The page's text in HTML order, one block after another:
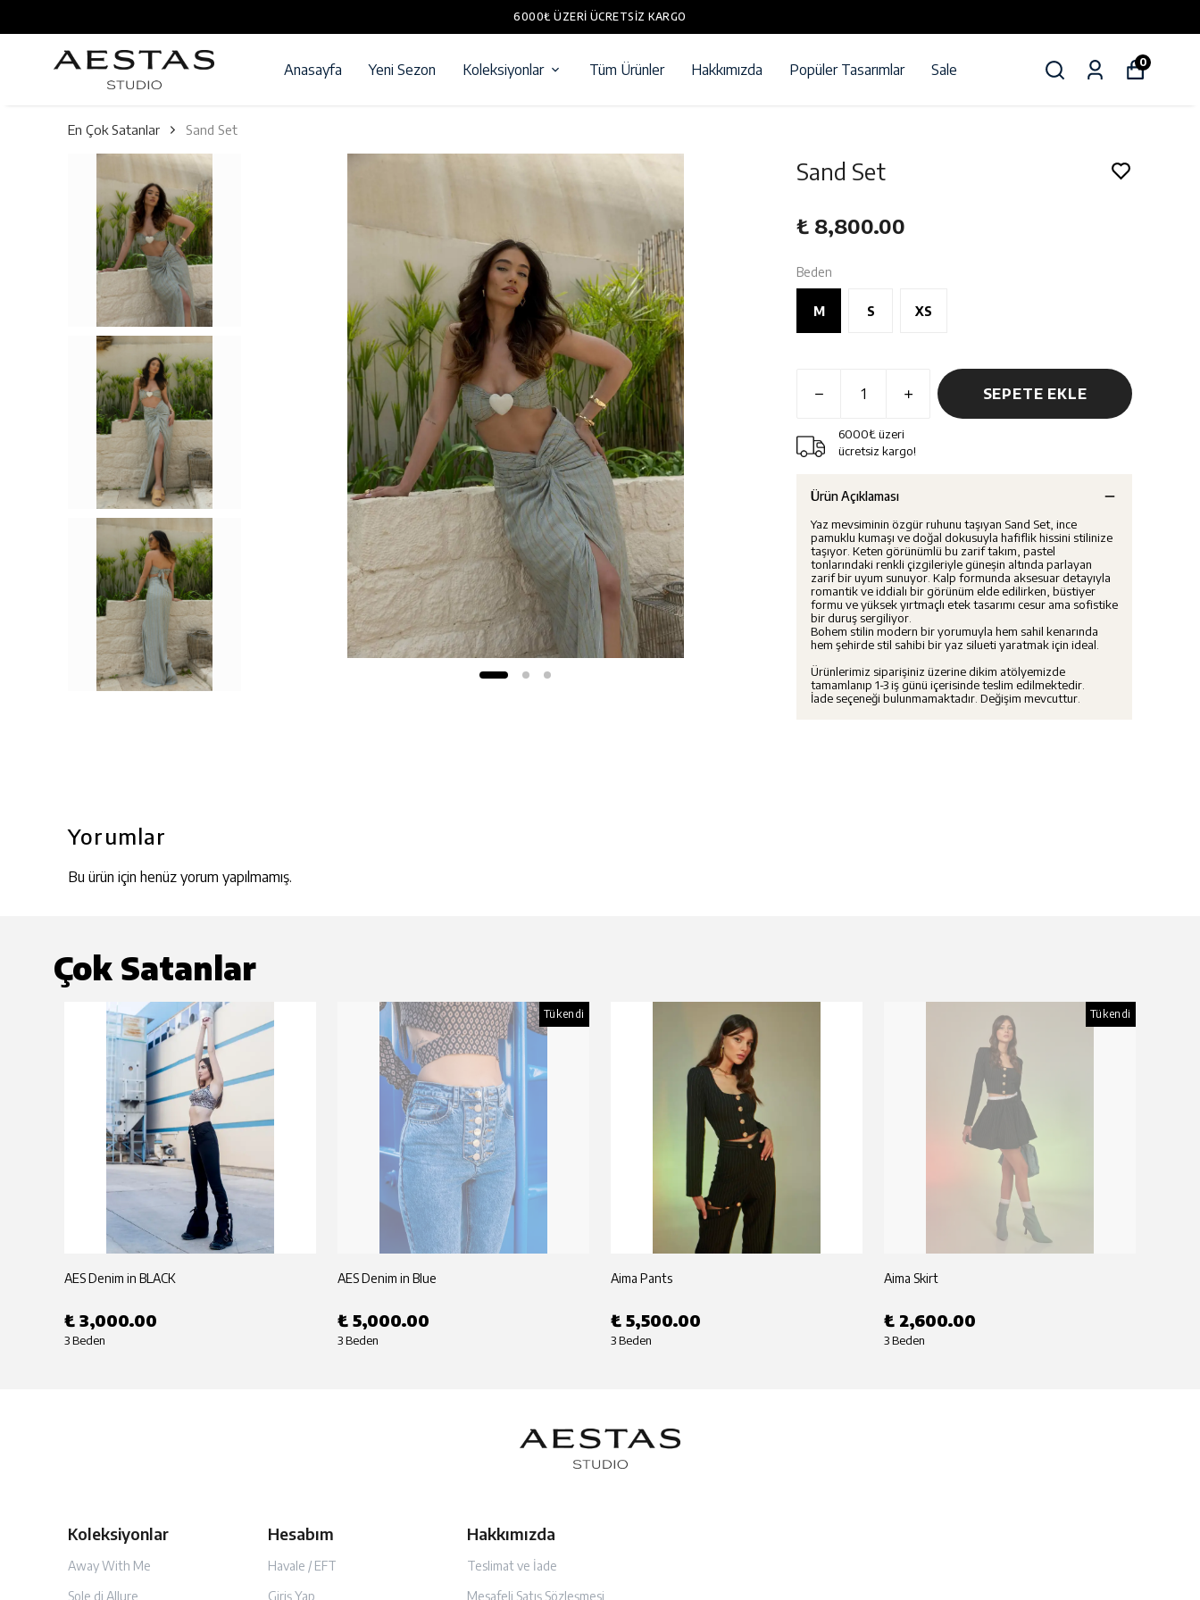
6000₺ ÜZERI ÜCRETSIZ KARGO
Anasayfa Yeni Sezon Koleksiyonlar Tüm Ürünler Hakkımızda Popüler Tasarımlar Sale 0
En Çok Satanlar Sand Set
Sand Set
₺ 8,800.00
Beden
M S XS
SEPETE EKLE
6000₺ üzeri
ücretsiz kargo!
Ürün Açıklaması
Yaz mevsiminin özgür ruhunu taşıyan Sand Set, ince
pamuklu kumaşı ve doğal dokusuyla hafiflik hissini stilinize
taşıyor. Keten görünümlü bu zarif takım, pastel
tonlarındaki renkli çizgileriyle güneşin altında parlayan
zarif bir uyum sunuyor. Kalp formunda aksesuar detayıyla
romantik ve iddialı bir görünüm elde edilirken, büstiyer
formu ve yüksek yırtmaçlı etek tasarımı cesur ama sofistike
bir duruş sergiliyor.
Bohem stilin modern bir yorumuyla hem sahil kenarında
hem şehirde stil sahibi bir yaz silueti yaratmak için ideal.
Ürünlerimiz siparişiniz üzerine dikim atölyemizde
tamamlanıp 1-3 iş günü içerisinde teslim edilmektedir.
İade seçeneği bulunmamaktadır. Değişim mevcuttur.
Yorumlar
Bu ürün için henüz yorum yapılmamış.
Çok Satanlar
AES Denim in BLACK
₺ 3,000.00
3 Beden
Tükendi
AES Denim in Blue
₺ 5,000.00
3 Beden
Aima Pants
₺ 5,500.00
3 Beden
Tükendi
Aima Skirt
₺ 2,600.00
3 Beden
Koleksiyonlar
Away With Me
Sole di Allure
Hesabım
Havale / EFT
Giriş Yap
Hakkımızda
Teslimat ve İade
Mesafeli Satış Sözleşmesi